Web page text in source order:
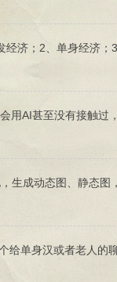
经济；2、单身经济
用AI甚至没有接触过
生成动态图、静态图
给单身汉或者老人的